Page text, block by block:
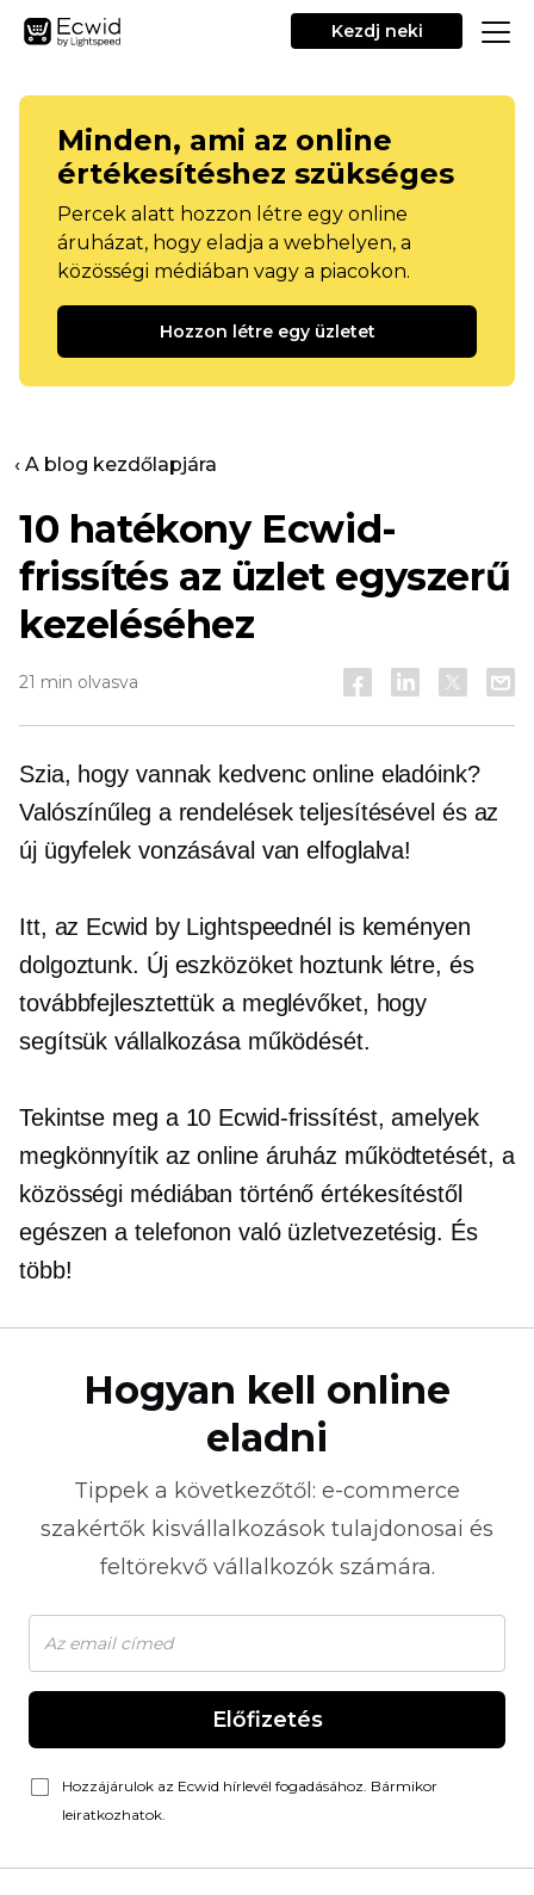
Kezdj neki
Minden, ami az online
értékesítéshez szükséges
Percek alatt hozzon létre egy online
áruházat, hogy eladja a webhelyen, a
közösségi médiában vagy a piacokon.
Hozzon létre egy üzletet
‹ A blog kezdőlapjára
10 hatékony Ecwid-
frissítés az üzlet egyszerű
kezeléséhez
21 min olvasva
Szia, hogy vannak kedvenc online eladóink?
Valószínűleg a rendelések teljesítésével és az
új ügyfelek vonzásával van elfoglalva!
Itt, az Ecwid by Lightspeednél is keményen
dolgoztunk. Új eszközöket hoztunk létre, és
továbbfejlesztettük a meglévőket, hogy
segítsük vállalkozása működését.
Tekintse meg a 10 Ecwid-frissítést, amelyek
megkönnyítik az online áruház működtetését, a
közösségi médiában történő értékesítéstől
egészen a telefonon való üzletvezetésig. És
több!
Hogyan kell online
eladni
Tippek a következőtől: e-commerce
szakértők kisvállalkozások tulajdonosai és
feltörekvő vállalkozók számára.
Előfizetés
Hozzájárulok az Ecwid hírlevél fogadásához. Bármikor
leiratkozhatok.